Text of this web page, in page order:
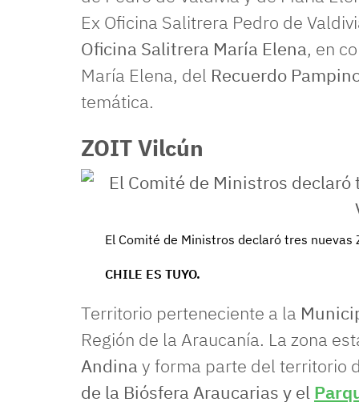
Ex Oficina Salitrera Pedro de
Oficina Salitrera María Elena, en
María Elena, del Recuerdo
temática.
ZOIT Vilcún
El Comité de Ministros declaró tres nuevas
CHILE ES TUYO.
Territorio perteneciente a la
Región de la Araucanía. La zona
Andina y forma parte del territorio
de la Biósfera Araucarias y el